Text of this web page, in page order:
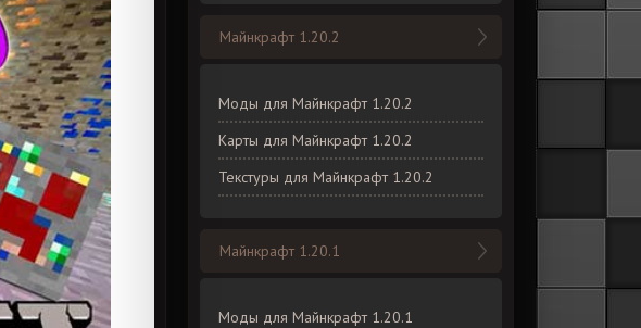
Майнкрафт 1.20.2
Моды для Майнкрафт 1.20.2
Карты для Майнкрафт 1.20.2
Текстуры для Майнкрафт 1.20.2
Майнкрафт 1.20.1
Моды для Майнкрафт 1.20.1